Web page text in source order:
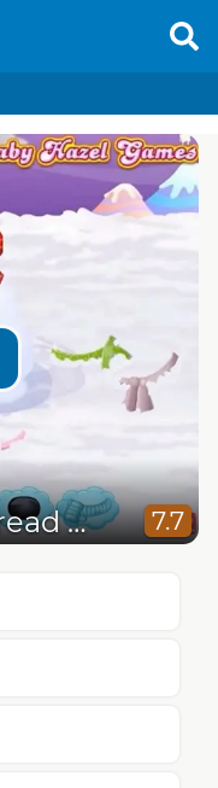
Baby Hazel Gingerbread House 7.7